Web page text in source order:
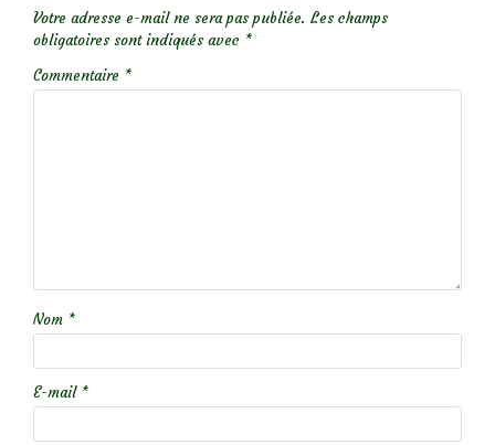
Votre adresse e-mail ne sera pas publiée. Les champs
obligatoires sont indiqués avec *
Commentaire *
Nom *
E-mail *